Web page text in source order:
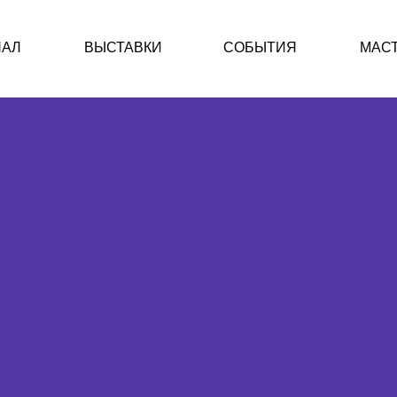
СОБЫТИЯ
ВЫСТАВКИ